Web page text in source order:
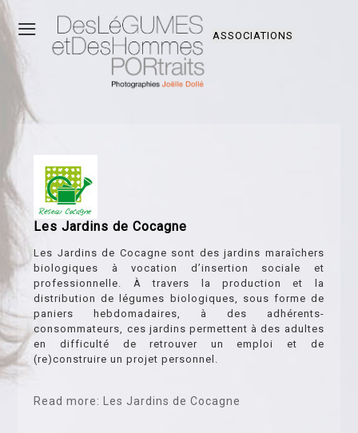
≡ ASSOCIATIONS
Les Jardins de Cocagne
Les Jardins de Cocagne sont des jardins maraîchers
biologiques à vocation d’insertion sociale et
professionnelle. À travers la production et la
distribution de légumes biologiques, sous forme de
paniers hebdomadaires, à des adhérents-
consommateurs, ces jardins permettent à des adultes
en difficulté de retrouver un emploi et de
(re)construire un projet personnel.
Read more: Les Jardins de Cocagne